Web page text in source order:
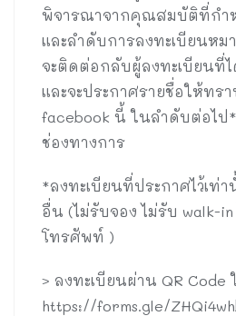
พิจารณาจากคุณสมบัติที่กำ
และลำดับการลงทะเบียนหม
จะติดต่อกลับผู้ลงทะเบียนที่
และจะประกาศรายชื่อให้ทร
facebook นี้ ในลำดับต่อไ
ช่องทางการ
*ลงทะเบียนที่ประกาศไว้เท่
อื่น (ไม่รับจอง ไม่รับ walk-
โทรศัพท์ )
> ลงทะเบียนผ่าน QR Code
https://forms.gle/